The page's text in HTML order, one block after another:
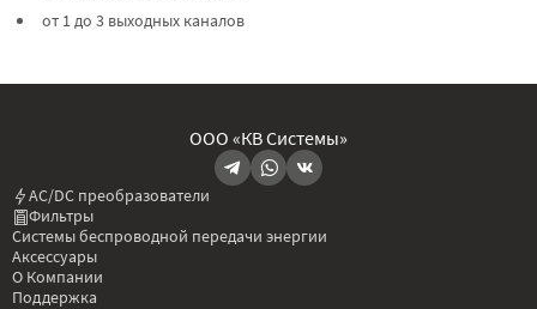
от 1 до 3 выходных каналов
ООО «КВ Системы»
AC/DC преобразователи
Фильтры
Системы беспроводной передачи энергии
Аксессуары
О Компании
Поддержка